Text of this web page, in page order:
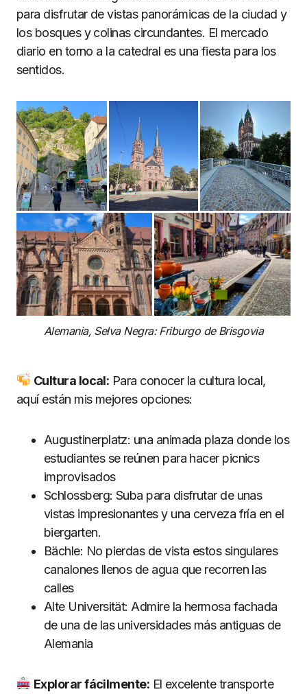
para disfrutar de vistas panorámicas de la ciudad y
los bosques y colinas circundantes. El mercado
diario en torno a la catedral es una fiesta para los
sentidos.
Alemania, Selva Negra: Friburgo de Brisgovia
Cultura local: Para conocer la cultura local,
aquí están mis mejores opciones:
Augustinerplatz: una animada plaza donde los
estudiantes se reúnen para hacer picnics
improvisados
Schlossberg: Suba para disfrutar de unas
vistas impresionantes y una cerveza fría en el
biergarten.
Bächle: No pierdas de vista estos singulares
canalones llenos de agua que recorren las
calles
Alte Universität: Admire la hermosa fachada
de una de las universidades más antiguas de
Alemania
Explorar fácilmente: El excelente transporte